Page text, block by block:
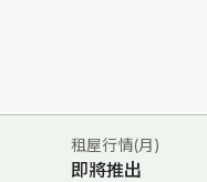
租屋行情(月)
即將推出